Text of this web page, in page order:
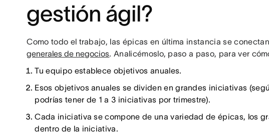
gestión ágil?
Como todo el trabajo, las épicas en última instancia se
generales de negocios. Analicémoslo, paso a paso, para ver
Tu equipo establece objetivos anuales.
Esos objetivos anuales se dividen en grandes iniciativas
podrías tener de 1 a 3 iniciativas por trimestre).
Cada iniciativa se compone de una variedad de épicas, los
dentro de la iniciativa.